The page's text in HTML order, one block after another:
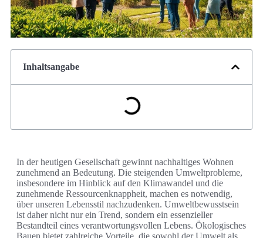
Inhaltsangabe
In der heutigen Gesellschaft gewinnt nachhaltiges Wohnen
zunehmend an Bedeutung. Die steigenden Umweltprobleme,
insbesondere im Hinblick auf den Klimawandel und die
zunehmende Ressourcenknappheit, machen es notwendig,
über unseren Lebensstil nachzudenken. Umweltbewusstsein
ist daher nicht nur ein Trend, sondern ein essenzieller
Bestandteil eines verantwortungsvollen Lebens. Ökologisches